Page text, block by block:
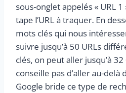
sous-onglet appelés « URL
tape l’URL à traquer. En
mots clés qui nous
suivre jusqu’à 50 URLs
clés, on peut aller jusqu’à
conseille pas d’aller au-delà
Google bride ce type de